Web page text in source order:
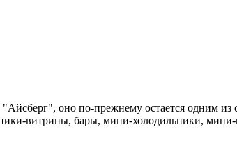
оно по-прежнему остается одним из
витрины, бары, мини-холодильники,